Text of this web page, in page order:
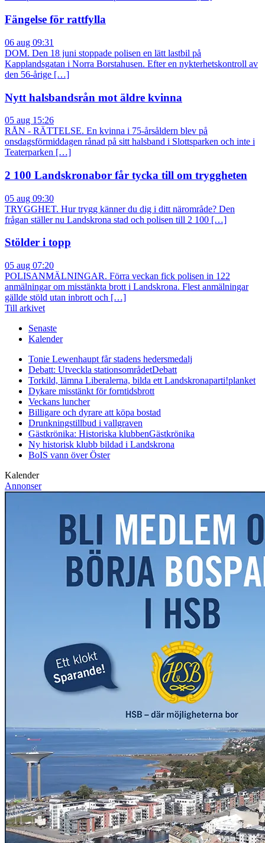
Fängelse för rattfylla
06 aug 09:31
DOM. Den 18 juni stoppade polisen en lätt lastbil på
Kapplandsgatan i Norra Borstahusen. Efter en nykterhetskontroll av
den 56-årige […]
Nytt halsbandsrån mot äldre kvinna
05 aug 15:26
RÅN - RÄTTELSE. En kvinna i 75-årsåldern blev på
onsdagsförmiddagen rånad på sitt halsband i Slottsparken och inte i
Teaterparken […]
2 100 Landskronabor får tycka till om tryggheten
05 aug 09:30
TRYGGHET. Hur trygg känner du dig i ditt närområde? Den
frågan ställer nu Landskrona stad och polisen till 2 100 […]
Stölder i topp
05 aug 07:20
POLISANMÄLNINGAR. Förra veckan fick polisen in 122
anmälningar om misstänkta brott i Landskrona. Flest anmälningar
gällde stöld utan inbrott och […]
Till arkivet
Senaste
Kalender
Tonie Lewenhaupt får stadens hedersmedalj
Debatt: Utveckla stationsområdetDebatt
Torkild, lämna Liberalerna, bilda ett Landskronaparti!planket
Dykare misstänkt för forntidsbrott
Veckans luncher
Billigare och dyrare att köpa bostad
Drunkningstillbud i vallgraven
Gästkrönika: Historiska klubbenGästkrönika
Ny historisk klubb bildad i Landskrona
BoIS vann över Öster
Kalender
Annonser